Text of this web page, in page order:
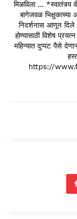
मिळविला ...
बागेजवळ
निदर्शनास आणून
होण्यासाठी विशेष
महिन्यात दुप्पट पैसे
https://